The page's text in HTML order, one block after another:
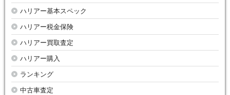
ハリアー基本スペック
ハリアー税金保険
ハリアー買取査定
ハリアー購入
ランキング
中古車査定